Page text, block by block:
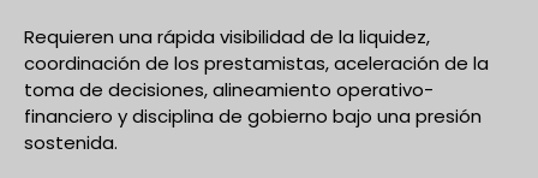
Requieren una rápida visibilidad de la liquidez,
coordinación de los prestamistas, aceleración de la
toma de decisiones, alineamiento operativo-
financiero y disciplina de gobierno bajo una presión
sostenida.